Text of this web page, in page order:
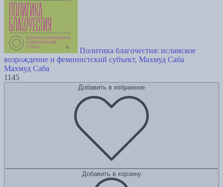
Политика благочестия: исламское
возрождение и феминистский субъект, Махмуд Саба
Махмуд Саба
1145
Добавить в избранное
Добавить в корзину